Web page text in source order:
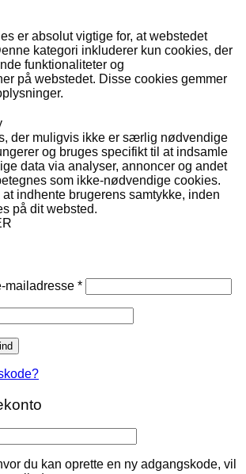
er absolut vigtige for, at webstedet
kategori inkluderer kun cookies, der
funktionaliteter og
på webstedet. Disse cookies gemmer
der muligvis ikke er særlig nødvendige
og bruges specifikt til at indsamle
data via analyser, annoncer og andet
som ikke-nødvendige cookies.
indhente brugerens samtykke, inden
på dit websted.
mailadresse *Påkrævet
du kan oprette en ny adgangskode, vil